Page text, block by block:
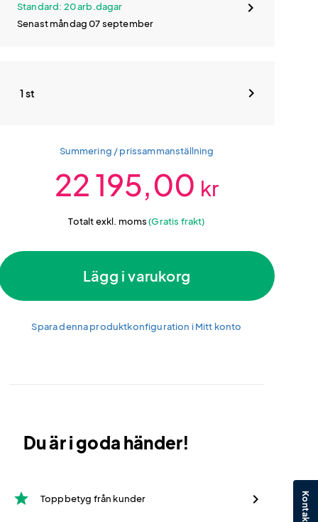
Standard: 20 arb.dagar
Senast måndag 07 september
1 st
Summering / prissammanställning
22 195,00 kr
Totalt exkl. moms(Gratis frakt)
Lägg i varukorg
Spara denna produktkonfiguration i Mitt konto
Du är i goda händer!
star Toppbetyg från kunder